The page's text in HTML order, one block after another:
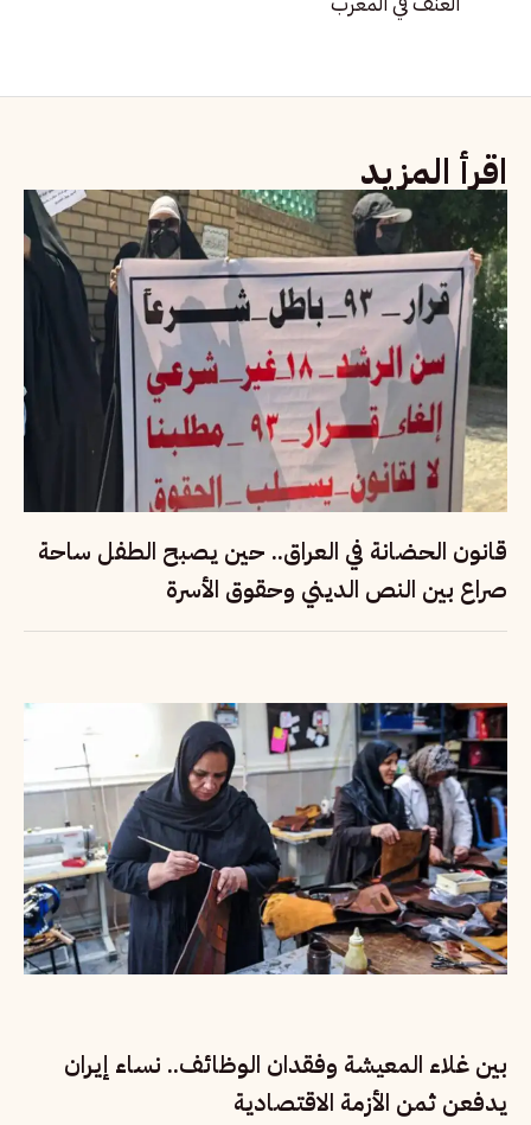
اقرأ المزيد
قانون الحضانة في العراق.. حين يصبح الطفل ساحة
صراع بين النص الديني وحقوق الأسرة
بين غلاء المعيشة وفقدان الوظائف.. نساء إيران
يدفعن ثمن الأزمة الاقتصادية